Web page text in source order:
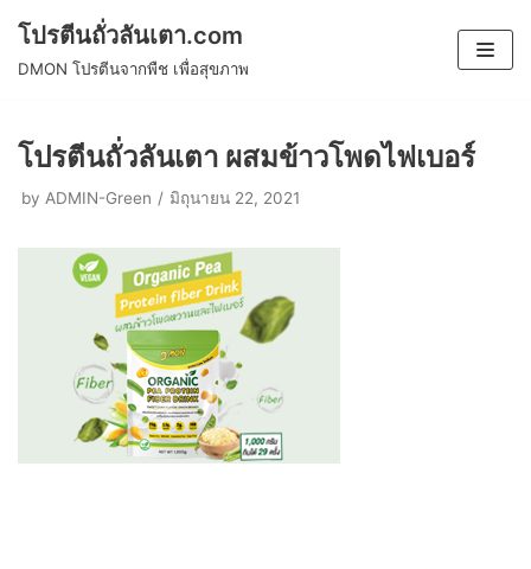
Skip
โปรตีนถั่วลันเตา.com
DMON โปรตีนจากพืช เพื่อสุขภาพ
โปรตีนถั่วลันเตา ผสมข้าวโพดไฟเบอร์
by ADMIN-Green มิถุนายน 22, 2021